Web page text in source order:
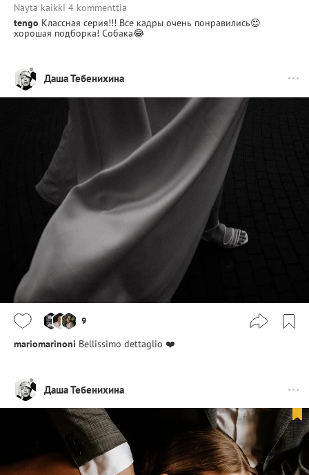
Näytä kaikki 4 kommenttia
tengo Классная серия!!! Все кадры очень понравились😍
хорошая подборка! Собака😂
Даша Тебенихина
9
mariomarinoni Bellissimo dettaglio ❤️
Даша Тебенихина